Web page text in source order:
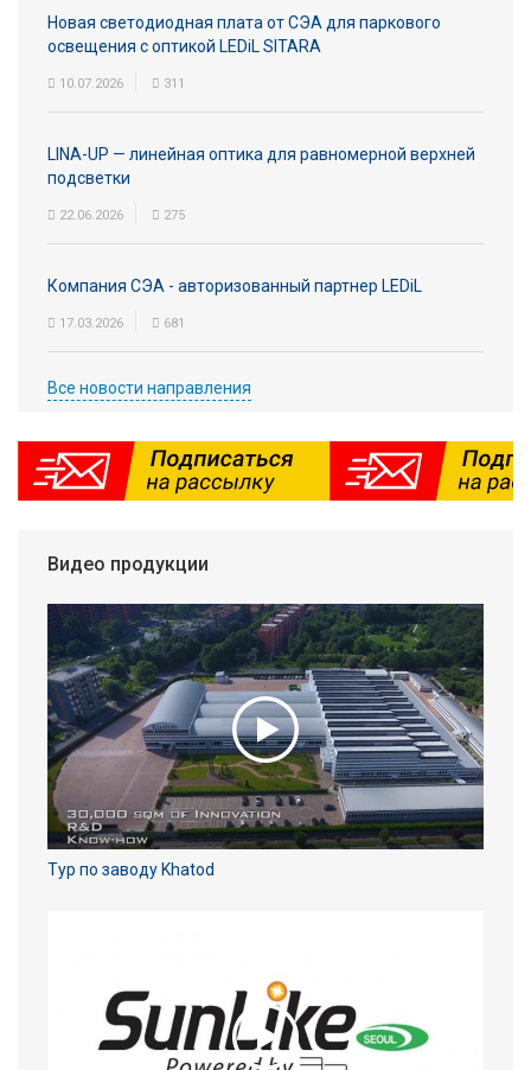
Новая светодиодная плата от СЭА для паркового
освещения с оптикой LEDiL SITARA
10.07.2026 311
LINA-UP — линейная оптика для равномерной верхней
подсветки
22.06.2026 275
Компания СЭА - авторизованный партнер LEDiL
17.03.2026 681
Все новости направления
Видео продукции
Тур по заводу Khatod